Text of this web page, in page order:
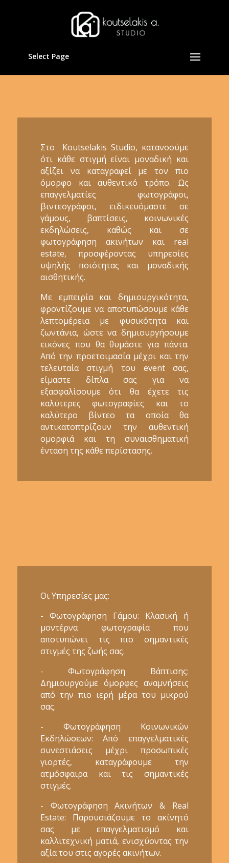
Select Page
Στο Koutselakis Studio, κατανοούμε
ότι κάθε στιγμή είναι μοναδική και
αξίζει να καταγραφεί με τον πιο
όμορφο και αυθεντικό τρόπο. Ως
επαγγελματίες φωτογράφοι,
βιντεογράφοι, ειδικευόμαστε σε
γάμους, βαπτίσεις, κοινωνικές
εκδηλώσεις, καθώς και σε
φωτογράφηση ακινήτων και real
estate, προσφέροντας υπηρεσίες
υψηλής ποιότητας και μοναδικής
αισθητικής.
Με εμπειρία και δημιουργικότητα,
φροντίζουμε να αποτυπώσουμε κάθε
λεπτομέρεια με φυσικότητα και
ζωντάνια, ώστε να δημιουργήσουμε
εικόνες που θα θυμάστε για πάντα.
Από την προετοιμασία μέχρι και την
τελευταία στιγμή του event σας,
είμαστε δίπλα σας για να
εξασφαλίσουμε ότι θα έχετε τις
καλύτερες φωτογραφίες και το
καλύτερο βίντεο τα οποία θα
αντικατοπτρίζουν την αυθεντική
ομορφιά και τη συναισθηματική
ένταση της κάθε περίστασης.
Οι Υπηρεσίες μας:
- Φωτογράφηση Γάμου: Κλασική ή
μοντέρνα φωτογραφία που
αποτυπώνει τις πιο σημαντικές
στιγμές της ζωής σας.
- Φωτογράφηση Βάπτισης:
Δημιουργούμε όμορφες αναμνήσεις
από την πιο ιερή μέρα του μικρού
σας.
- Φωτογράφηση Κοινωνικών
Εκδηλώσεων: Από επαγγελματικές
συνεστιάσεις μέχρι προσωπικές
γιορτές, καταγράφουμε την
ατμόσφαιρα και τις σημαντικές
στιγμές.
- Φωτογράφηση Ακινήτων & Real
Estate: Παρουσιάζουμε το ακίνητό
σας με επαγγελματισμό και
καλλιτεχνική ματιά, ενισχύοντας την
αξία του στις αγορές ακινήτων.